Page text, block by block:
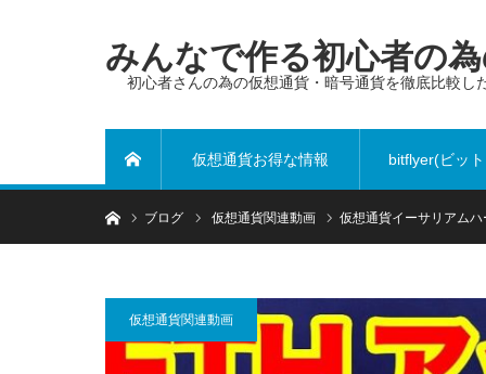
みんなで作る初心者の
初心者さんの為の仮想通貨・暗号通貨を徹底比較
仮想通貨お得な情報 bitflyer(ビッ
ヤー)
ホームブログ 仮想通貨関連動画 仮想通貨イーサリアム
仮想通貨関連動画